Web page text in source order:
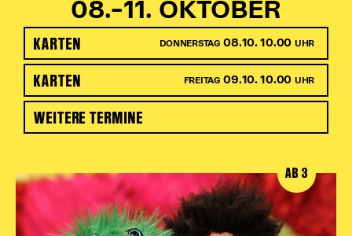
08.–11. OKTOBER
KARTEN DONNERSTAG 08.10. 10.00 UHR
KARTEN FREITAG 09.10. 10.00 UHR
WEITERE TERMINE
AB 3